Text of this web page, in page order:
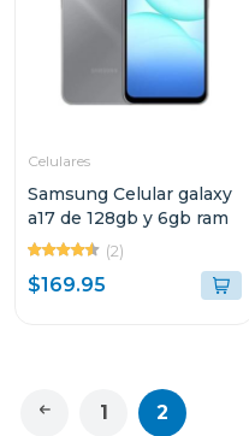
Celulares
Samsung Celular galaxy
a17 de 128gb y 6gb ram
(2)
$169.95
1 2